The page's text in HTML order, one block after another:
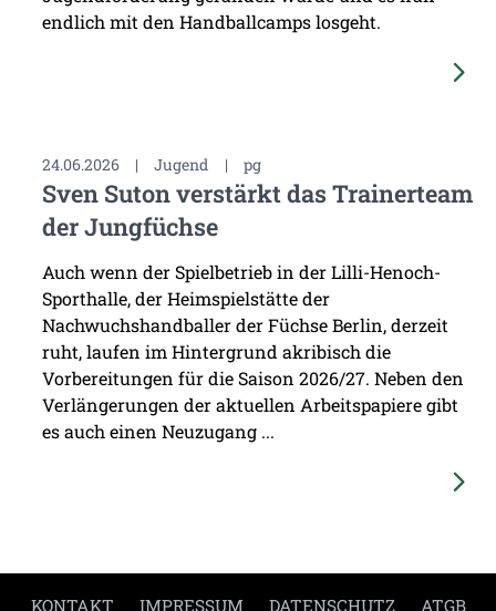
endlich mit den Handballcamps losgeht.
24.06.2026 | Jugend | pg
Sven Suton verstärkt das Trainerteam
der Jungfüchse
Auch wenn der Spielbetrieb in der Lilli-Henoch-
Sporthalle, der Heimspielstätte der
Nachwuchshandballer der Füchse Berlin, derzeit
ruht, laufen im Hintergrund akribisch die
Vorbereitungen für die Saison 2026/27. Neben den
Verlängerungen der aktuellen Arbeitspapiere gibt
es auch einen Neuzugang ...
KONTAKT IMPRESSUM DATENSCHUTZ ATGB